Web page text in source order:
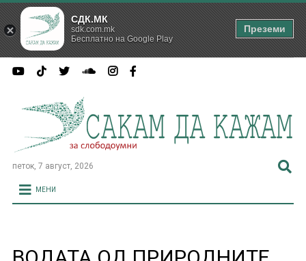
петок, 7 август, 2026
МЕНИ
СДК.МК
sdk.com.mk
Бесплатно на Google Play
Преземи